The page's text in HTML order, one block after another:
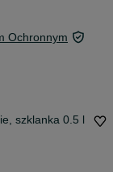
Ochronnym
szklanka 0.5 l